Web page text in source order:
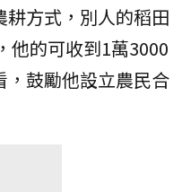
方式，別人的稻田
他的可收到1萬3000
，鼓勵他設立農民合